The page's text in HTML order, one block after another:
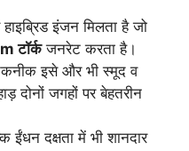
इंजन मिलता है जो
टॉर्कजनरेट करता है।
इसे और भी स्मूद व
दोनों जगहों पर बेहतरीन
ईंधन दक्षता में भी शानदार